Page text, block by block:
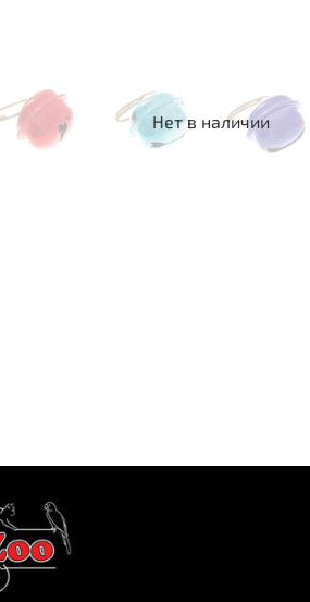
Нет в наличии